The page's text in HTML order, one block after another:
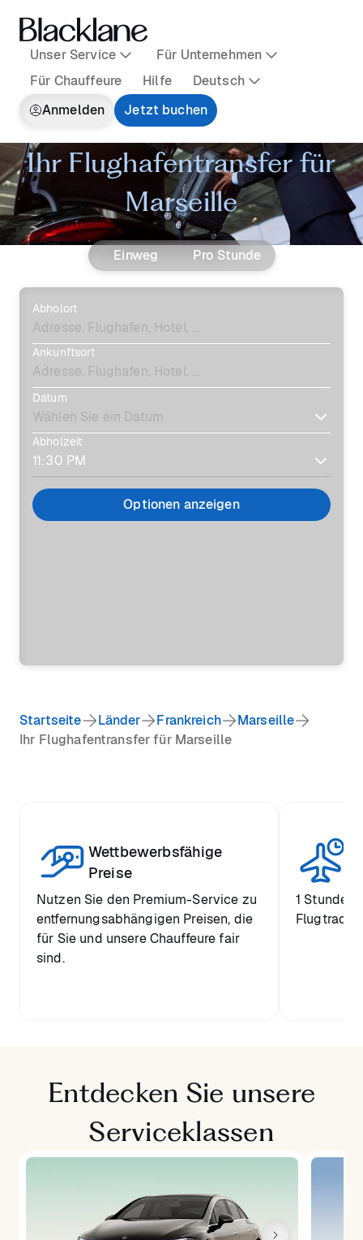
Unser Service
Für Unternehmen
Für Chauffeure
Hilfe
Deutsch
Anmelden
Jetzt buchen
Ihr Flughafentransfer für
Marseille
Einweg Pro Stunde
Abholort
Ankunftsort
Datum
Abholzeit
Optionen anzeigen
Startseite Länder Frankreich
Marseille
Ihr Flughafentransfer für Marseille
Wettbewerbsfähige
Preise
Nutzen Sie den Premium-Service zu
entfernungsabhängigen Preisen, die
für Sie und unsere Chauffeure fair
sind.
1 Stunde
Entdecken Sie unsere
Serviceklassen